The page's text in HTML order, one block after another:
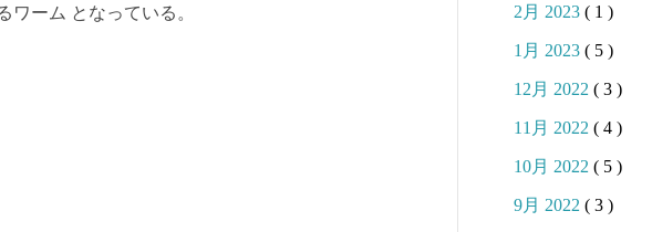
ーム となっている。
2月 2023 ( 1 )
1月 2023 ( 5 )
12月 2022 ( 3 )
11月 2022 ( 4 )
10月 2022 ( 5 )
9月 2022 ( 3 )